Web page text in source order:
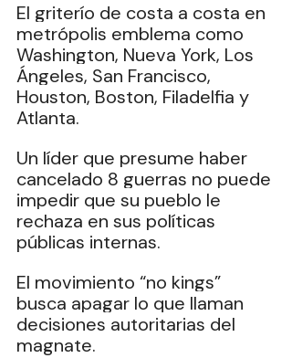
El griterío de costa a costa en
metrópolis emblema como
Washington, Nueva York, Los
Ángeles, San Francisco,
Houston, Boston, Filadelfia y
Atlanta.
Un líder que presume haber
cancelado 8 guerras no puede
impedir que su pueblo le
rechaza en sus políticas
públicas internas.
El movimiento “no kings”
busca apagar lo que llaman
decisiones autoritarias del
magnate.